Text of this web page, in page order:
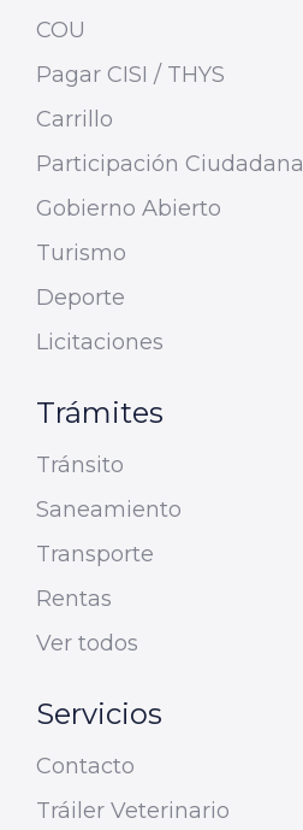
COU
Pagar CISI / THYS
Carrillo
Participación Ciudadana
Gobierno Abierto
Turismo
Deporte
Licitaciones
Trámites
Tránsito
Saneamiento
Transporte
Rentas
Ver todos
Servicios
Contacto
Tráiler Veterinario